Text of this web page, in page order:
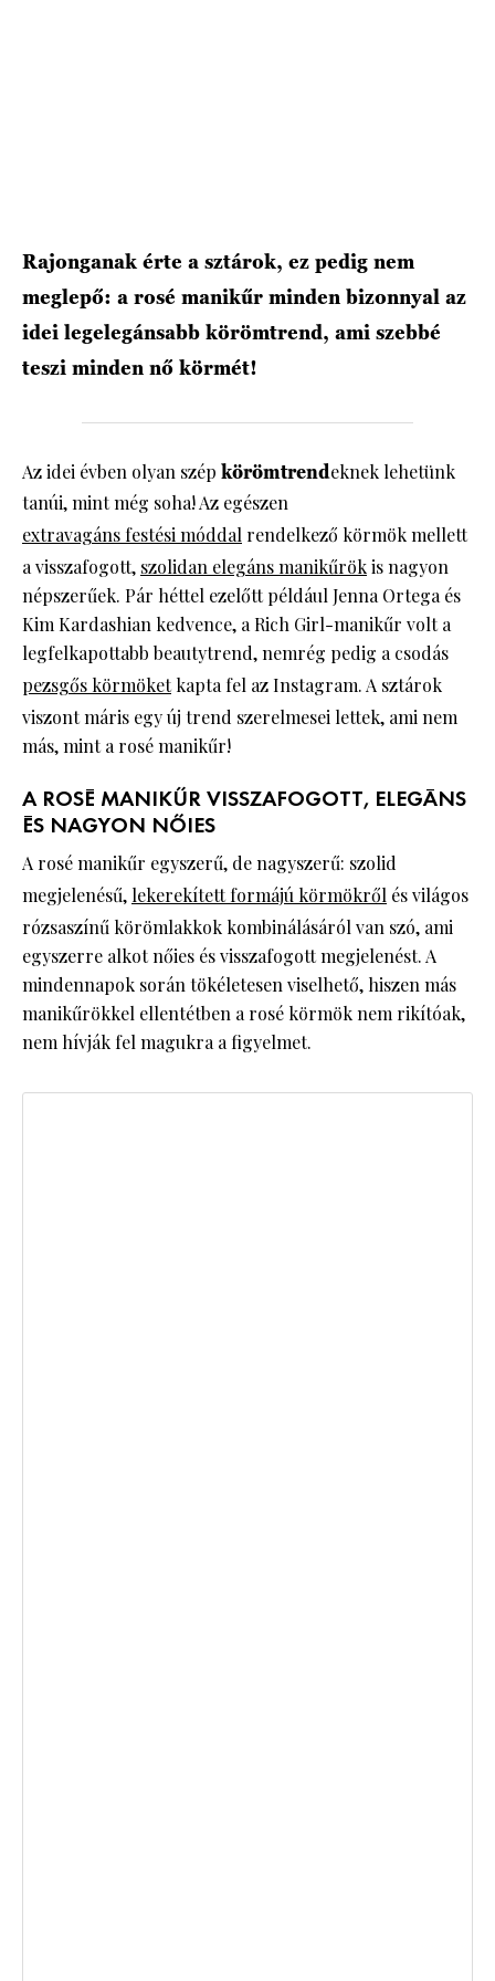
Rajonganak érte a sztárok, ez pedig nem
meglepő: a rosé manikűr minden bizonnyal az
idei legelegánsabb körömtrend, ami szebbé
teszi minden nő körmét!
Az idei évben olyan szép körömtrendeknek lehetünk
tanúi, mint még soha! Az egészen
extravagáns festési móddal rendelkező körmök mellett
a visszafogott, szolidan elegáns manikűrökis nagyon
népszerűek. Pár héttel ezelőtt például Jenna Ortega és
Kim Kardashian kedvence, a Rich Girl-manikűr volt a
legfelkapottabb beautytrend, nemrég pedig a csodás
pezsgős körmöketkapta fel az Instagram. A sztárok
viszont máris egy új trend szerelmesei lettek, ami nem
más, mint a rosé manikűr!
A ROSÉ MANIKŰR VISSZAFOGOTT, ELEGÁNS
ÉS NAGYON NŐIES
A rosé manikűr egyszerű, de nagyszerű: szolid
megjelenésű, lekerekített formájú körmökről és világos
rózsaszínű körömlakkok kombinálásáról van szó, ami
egyszerre alkot nőies és visszafogott megjelenést. A
mindennapok során tökéletesen viselhető, hiszen más
manikűrökkel ellentétben a rosé körmök nem rikítóak,
nem hívják fel magukra a figyelmet.